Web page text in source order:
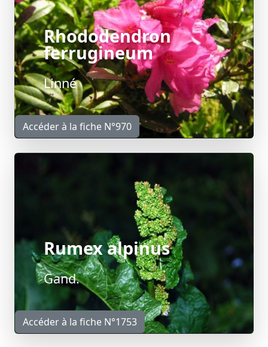
Rhododendron
ferrugineum
Linné
Accéder à la fiche N°970
Rumex alpinus
Gand.
Accéder à la fiche N°1753